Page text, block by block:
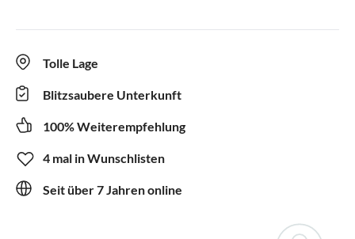
Tolle Lage
Blitzsaubere Unterkunft
100% Weiterempfehlung
4 mal in Wunschlisten
Seit über 7 Jahren online